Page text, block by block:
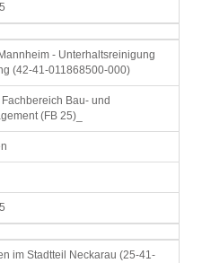
- Unterhaltsreinigung
(42-41-011868500-000)
Bau- und
(FB 25)_
im Stadtteil Neckarau (25-41-